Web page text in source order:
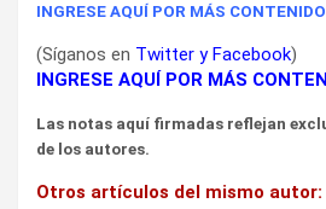
INGRESE AQUÍ POR MÁS
(Síganos en Twitter yFacebook)
INGRESE AQUÍ POR MÁS
Las notas aquí firmadas reflejan
de los autores.
Otros artículos del mismo autor: